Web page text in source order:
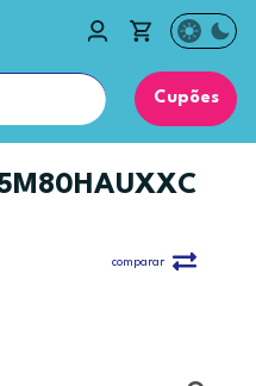
Cupões
comparar